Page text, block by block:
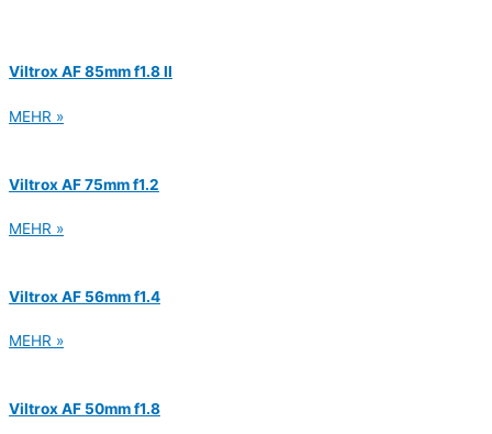
Viltrox AF 85mm f1.8 II
MEHR »
Viltrox AF 75mm f1.2
MEHR »
Viltrox AF 56mm f1.4
MEHR »
Viltrox AF 50mm f1.8